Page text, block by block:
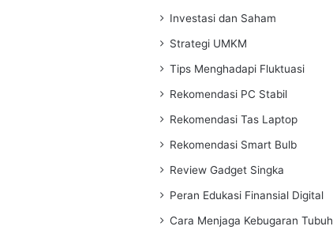
Investasi dan Saham
Strategi UMKM
Tips Menghadapi Fluktuasi
Rekomendasi PC Stabil
Rekomendasi Tas Laptop
Rekomendasi Smart Bulb
Review Gadget Singka
Peran Edukasi Finansial Digital
Cara Menjaga Kebugaran Tubuh